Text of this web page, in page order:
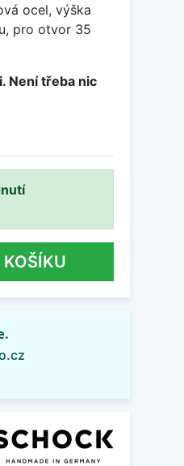
ocel, výška
pro otvor 35
Není třeba nic
KOŠÍKU